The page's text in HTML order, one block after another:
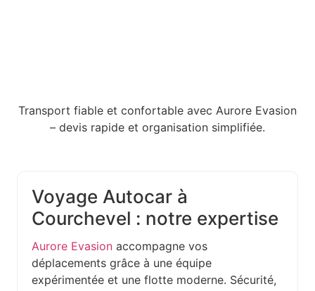
Transport fiable et confortable avec Aurore Evasion
– devis rapide et organisation simplifiée.
Voyage Autocar à
Courchevel : notre expertise
Aurore Evasion accompagne vos
déplacements grâce à une équipe
expérimentée et une flotte moderne. Sécurité,